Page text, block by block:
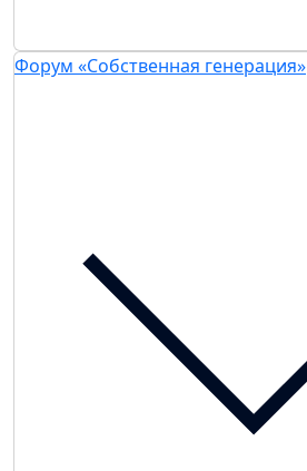
Форум «Собственная генерация»